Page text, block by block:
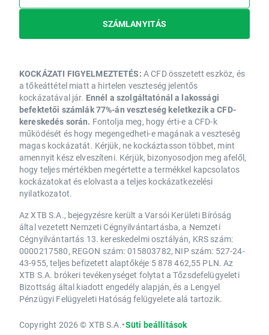
SZÁMLANYITÁS
KOCKÁZATI FIGYELMEZTETÉS: A CFD összetett eszköz, és
a tőkeáttétel miatt a hirtelen veszteség jelentős
kockázatával jár. Ennél a szolgáltatónál a lakossági
befektetői számlák 77%-án veszteség keletkezik a CFD-
kereskedés során. Fontolja meg, hogy érti-e a CFD-k
működését és hogy megengedheti-e magának a veszteség
magas kockázatát. Kérjük, ne kockáztasson többet, mint
amennyit kész elveszíteni. Kérjük, bizonyosodjon meg afelől,
hogy teljes mértékben megértette a termékkel kapcsolatos
kockázatokat és elolvasta a teljes kockázatkezelési
nyilatkozatot.
Az XTB S.A., bejegyzésre került a Varsói Kerületi Bíróság
által vezetett Nemzeti Cégnyilvántartásba, a Nemzeti
Cégnyilvántartás 13. kereskedelmi osztályán, KRS szám:
0000217580, REGON szám: 015803782, NIP szám: 527-24-
43-955, teljes befizetett alaptőkéje 5 878 462,55 PLN. Az
XTB S.A. brókeri tevékenységet folytat a Tőzsdefelügyeleti
Bizottság által kiadott engedély alapján, és a Lengyel
Pénzügyi Felügyeleti Hatóság felügyelete alá tartozik.
Copyright 2026 © XTB S.A.•Süti beállítások